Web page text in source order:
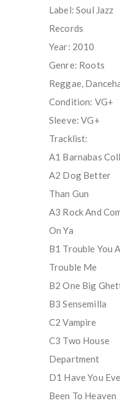
Label: Soul Jazz
Records
Year: 2010
Genre: Roots
Reggae,
Condition: VG+
Sleeve: VG+
Tracklist:
A1 Barnabas
A2 Dog Better
Than Gun
A3 Rock And
On Ya
B1 Trouble You A
Trouble Me
B2 One Big
B3 Sensemilla
C2 Vampire
C3 Two House
Department
D1 Have You
Been To Heaven